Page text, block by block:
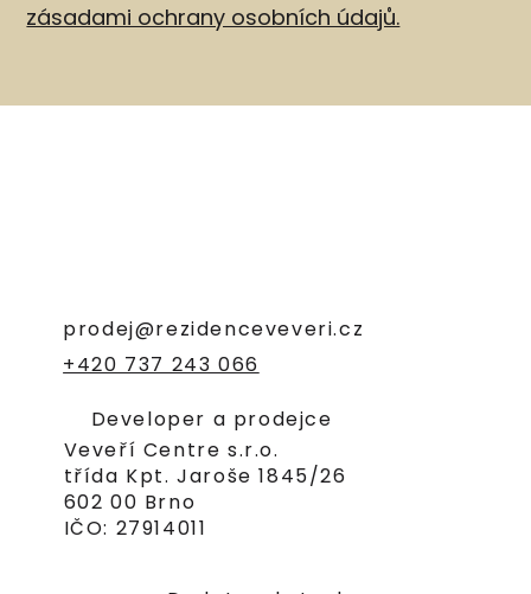
zásadami ochrany osobních údajů.
prodej@rezidenceveveri.cz
+420 737 243 066
Developer a prodejce
Veveří Centre s.r.o.
třída Kpt. Jaroše 1845/26
602 00 Brno
IČO: 27914011